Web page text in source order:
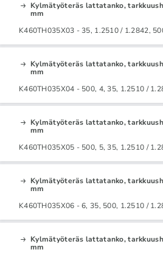
Kylmätyöteräs lattatanko,
mm
K460TH035X03 - 35, 1.2510 / 1.2842,
Kylmätyöteräs lattatanko,
mm
K460TH035X04 - 500, 4, 35, 1.2510 /
Kylmätyöteräs lattatanko,
mm
K460TH035X05 - 500, 5, 35, 1.2510 /
Kylmätyöteräs lattatanko,
mm
K460TH035X06 - 6, 35, 500, 1.2510 /
Kylmätyöteräs lattatanko,
mm